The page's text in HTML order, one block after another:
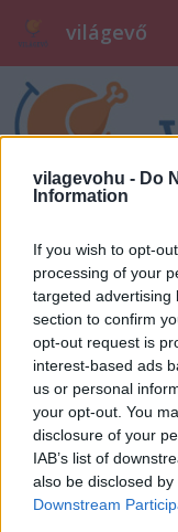
vilagevohu - Do
Information
If you wish to opt-
processing of your
targeted advertising
section to confirm
opt-out request is
interest-based ads
us or personal
your opt-out. You
disclosure of your
IAB’s list of
also be disclosed
Downstream
világevő
Címkék » sokkicsi
Sok kicsi -
világevő•2014.
Idén is megindult
jótékonysági
A felajánlásom
garantálom, hogy
kedvenc fogás -